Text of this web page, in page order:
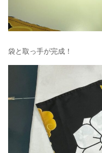
袋と取っ手が完成！